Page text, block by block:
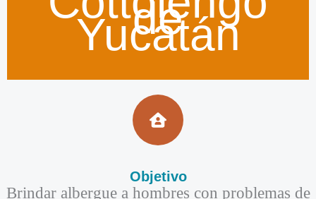
de
Yucatán
Objetivo​
Brindar albergue a hombres con problemas de